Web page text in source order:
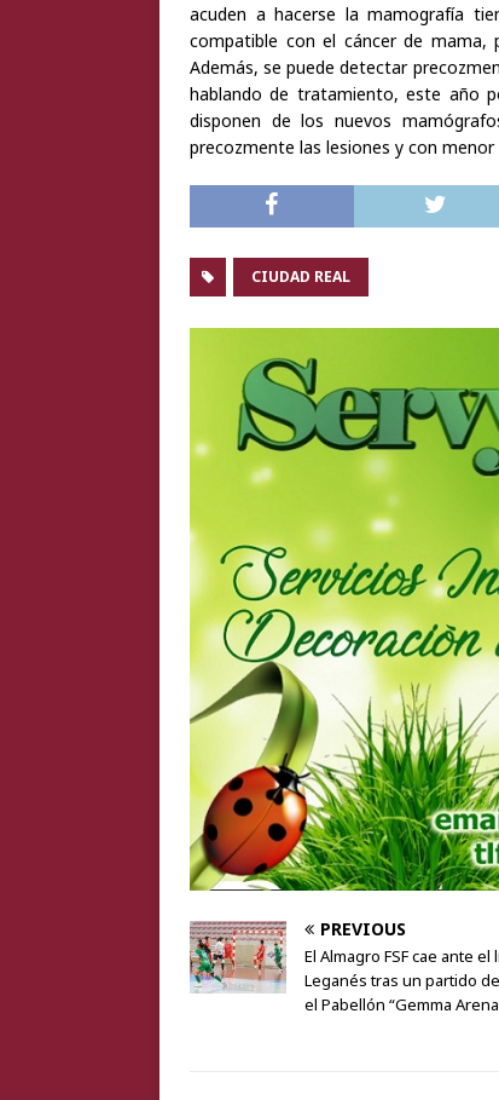
acuden a hacerse la mamografía
compatible con el cáncer de mama,
Además, se puede detectar
hablando de tratamiento, este año
disponen de los nuevos
precozmente las lesiones y con menor
CIUDAD REAL
PREVIOUS
El Almagro FSF cae ante el
Leganés tras un partido
el Pabellón “Gemma